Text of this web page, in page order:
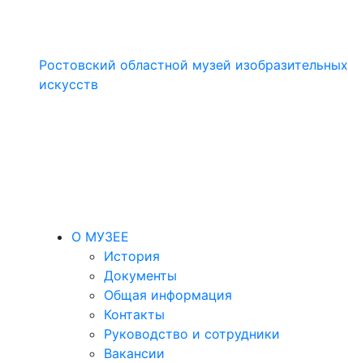
Ростовский областной музей изобразительных
искусств
О МУЗЕЕ
История
Документы
Общая информация
Контакты
Руководство и сотрудники
Вакансии